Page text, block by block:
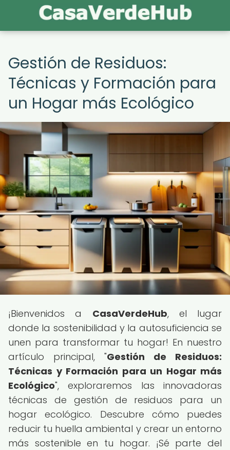
Gestión de Residuos:
Técnicas y Formación para
un Hogar más Ecológico
¡Bienvenidos a CasaVerdeHub, el lugar
donde la sostenibilidad y la autosuficiencia se
unen para transformar tu hogar! En nuestro
artículo principal, "Gestión de Residuos:
Técnicas y Formación para un Hogar más
Ecológico", exploraremos las innovadoras
técnicas de gestión de residuos para un
hogar ecológico. Descubre cómo puedes
reducir tu huella ambiental y crear un entorno
más sostenible en tu hogar. ¡Sé parte del